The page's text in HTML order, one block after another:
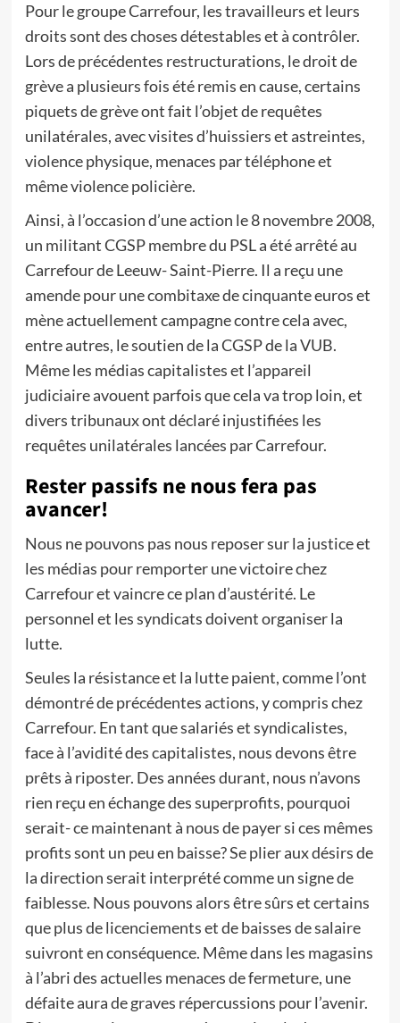
Pour le groupe Carrefour, les travailleurs et leurs
droits sont des choses détestables et à contrôler.
Lors de précédentes restructurations, le droit de
grève a plusieurs fois été remis en cause, certains
piquets de grève ont fait l’objet de requêtes
unilatérales, avec visites d’huissiers et astreintes,
violence physique, menaces par téléphone et
même violence policière.
Ainsi, à l’occasion d’une action le 8 novembre 2008,
un militant CGSP membre du PSL a été arrêté au
Carrefour de Leeuw- Saint-Pierre. Il a reçu une
amende pour une combitaxe de cinquante euros et
mène actuellement campagne contre cela avec,
entre autres, le soutien de la CGSP de la VUB.
Même les médias capitalistes et l’appareil
judiciaire avouent parfois que cela va trop loin, et
divers tribunaux ont déclaré injustifiées les
requêtes unilatérales lancées par Carrefour.
Rester passifs ne nous fera pas
avancer!
Nous ne pouvons pas nous reposer sur la justice et
les médias pour remporter une victoire chez
Carrefour et vaincre ce plan d’austérité. Le
personnel et les syndicats doivent organiser la
lutte.
Seules la résistance et la lutte paient, comme l’ont
démontré de précédentes actions, y compris chez
Carrefour. En tant que salariés et syndicalistes,
face à l’avidité des capitalistes, nous devons être
prêts à riposter. Des années durant, nous n’avons
rien reçu en échange des superprofits, pourquoi
serait- ce maintenant à nous de payer si ces mêmes
profits sont un peu en baisse? Se plier aux désirs de
la direction serait interprété comme un signe de
faiblesse. Nous pouvons alors être sûrs et certains
que plus de licenciements et de baisses de salaire
suivront en conséquence. Même dans les magasins
à l’abri des actuelles menaces de fermeture, une
défaite aura de graves répercussions pour l’avenir.